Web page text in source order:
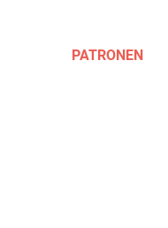
PATRONEN